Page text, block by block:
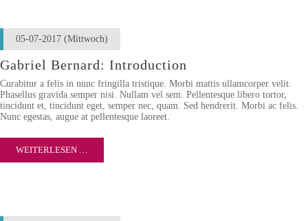
05-07-2017 (Mittwoch)
Gabriel Bernard: Introduction
Curabitur a felis in nunc fringilla tristique. Morbi mattis ullamcorper velit.
Phasellus gravida semper nisi. Nullam vel sem. Pellentesque libero tortor,
tincidunt et, tincidunt eget, semper nec, quam. Sed hendrerit. Morbi ac felis.
Nunc egestas, augue at pellentesque laoreet.
WEITERLESEN …